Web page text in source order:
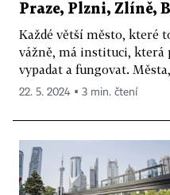
Praze, Plzni, Zlíně,
Každé větší město, které
vážně, má instituci, která
vypadat a fungovat.
22. 5. 2024 ▪ 3 min. čtení